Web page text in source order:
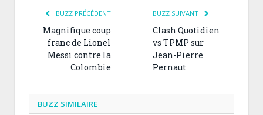
BUZZ PRÉCÉDENT
Magnifique coup
franc de Lionel
Messi contre la
Colombie
BUZZ SUIVANT
Clash Quotidien
vs TPMP sur
Jean-Pierre
Pernaut
BUZZ SIMILAIRE